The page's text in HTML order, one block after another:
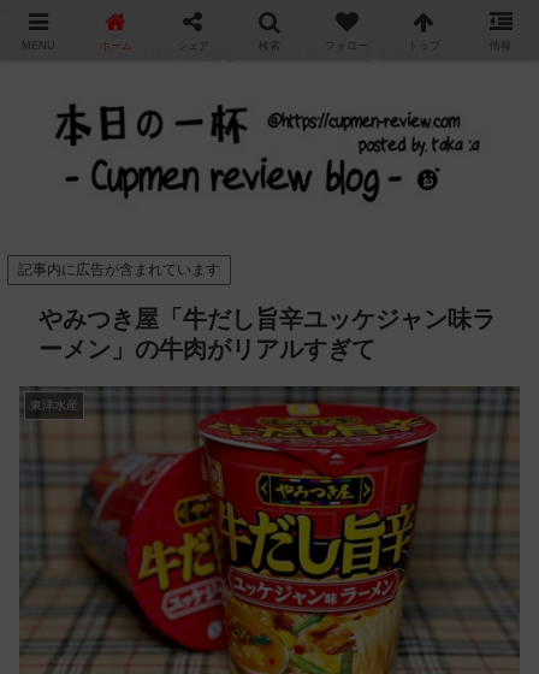
カップ麺の新商品をレビュー / アレンジするブログ
記事内に広告が含まれています
やみつき屋「牛だし旨辛ユッケジャン味ラ
ーメン」の牛肉がリアルすぎて
東洋水産
MENU ホーム シェア 検索 フォロー トップ 情報